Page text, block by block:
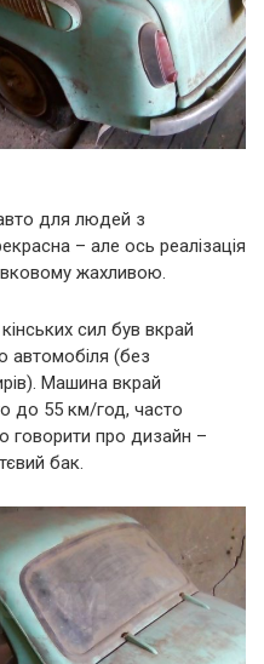
для людей з
– але ось реалізація
жахливою.
сил був вкрай
автомобіля (без
Машина вкрай
до 55 км/год, часто
говорити про дизайн –
бак.